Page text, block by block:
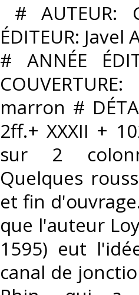
#
ÉDITEUR:
# ANNÉE
marron #
2ff.+ XXXII +
sur 2
Quelques
et fin
que l'auteur
1595) eut
canal de